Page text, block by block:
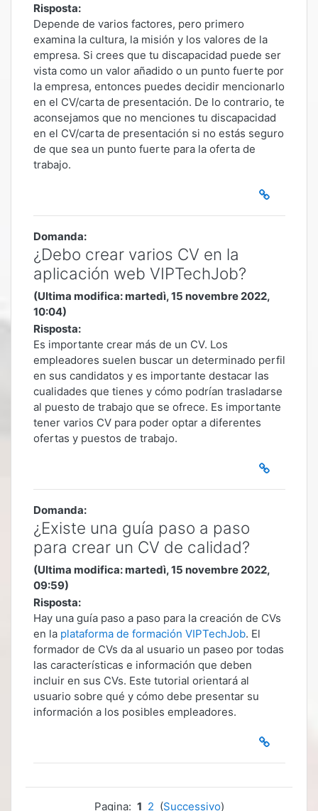
Risposta:
Depende de varios factores, pero primero
examina la cultura, la misión y los valores de la
empresa. Si crees que tu discapacidad puede ser
vista como un valor añadido o un punto fuerte por
la empresa, entonces puedes decidir mencionarlo
en el CV/carta de presentación. De lo contrario, te
aconsejamos que no menciones tu discapacidad
en el CV/carta de presentación si no estás seguro
de que sea un punto fuerte para la oferta de
trabajo.
Domanda:
¿Debo crear varios CV en la
aplicación web VIPTechJob?
(Ultima modifica: martedì, 15 novembre 2022,
10:04)
Risposta:
Es importante crear más de un CV. Los
empleadores suelen buscar un determinado perfil
en sus candidatos y es importante destacar las
cualidades que tienes y cómo podrían trasladarse
al puesto de trabajo que se ofrece. Es importante
tener varios CV para poder optar a diferentes
ofertas y puestos de trabajo.
Domanda:
¿Existe una guía paso a paso
para crear un CV de calidad?
(Ultima modifica: martedì, 15 novembre 2022,
09:59)
Risposta:
Hay una guía paso a paso para la creación de CVs
en la plataforma de formación VIPTechJob. El
formador de CVs da al usuario un paseo por todas
las características e información que deben
incluir en sus CVs. Este tutorial orientará al
usuario sobre qué y cómo debe presentar su
información a los posibles empleadores.
Pagina: 1 2 (Successivo)